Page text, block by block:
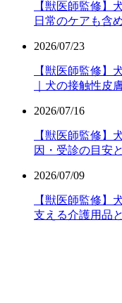
【獣医師監修】
日常のケアも含
2026/07/23
【獣医師監修】
｜犬の接触性皮
2026/07/16
【獣医師監修】
因・受診の目安
2026/07/09
【獣医師監修】
支える介護用品